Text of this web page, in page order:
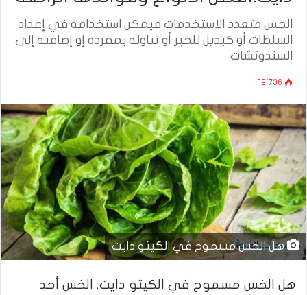
الخس متعدد الاستخدمات فيمكن استخدامه في إعداد
السلطات أو كبديل للخبز أو تناوله بمفرده إو إضافته إلى
السندوتشات
12٬736
هل الخس مسموح في الكيتو دايت
هل الخس مسموح في الكيتو دايت: الخس أحد